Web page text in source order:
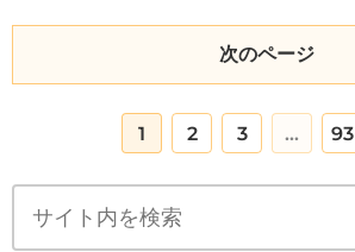
次のページ
1 2 3 … 93